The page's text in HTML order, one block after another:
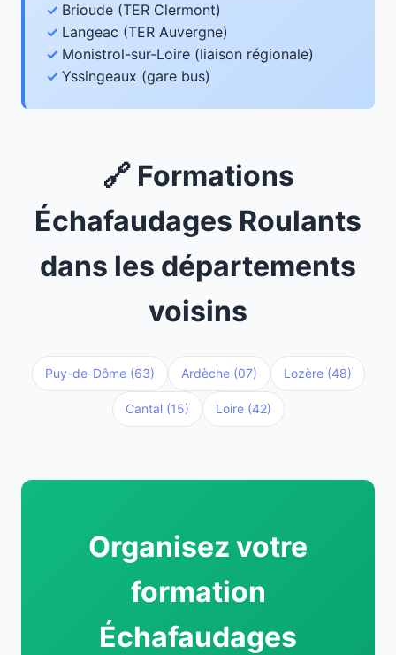
Brioude (TER Clermont)
Langeac (TER Auvergne)
Monistrol-sur-Loire (liaison régionale)
Yssingeaux (gare bus)
🔗 Formations
Échafaudages Roulants
dans les départements
voisins
Puy-de-Dôme (63) Ardèche (07) Lozère (48)
Cantal (15) Loire (42)
Organisez votre
formation
Échafaudages